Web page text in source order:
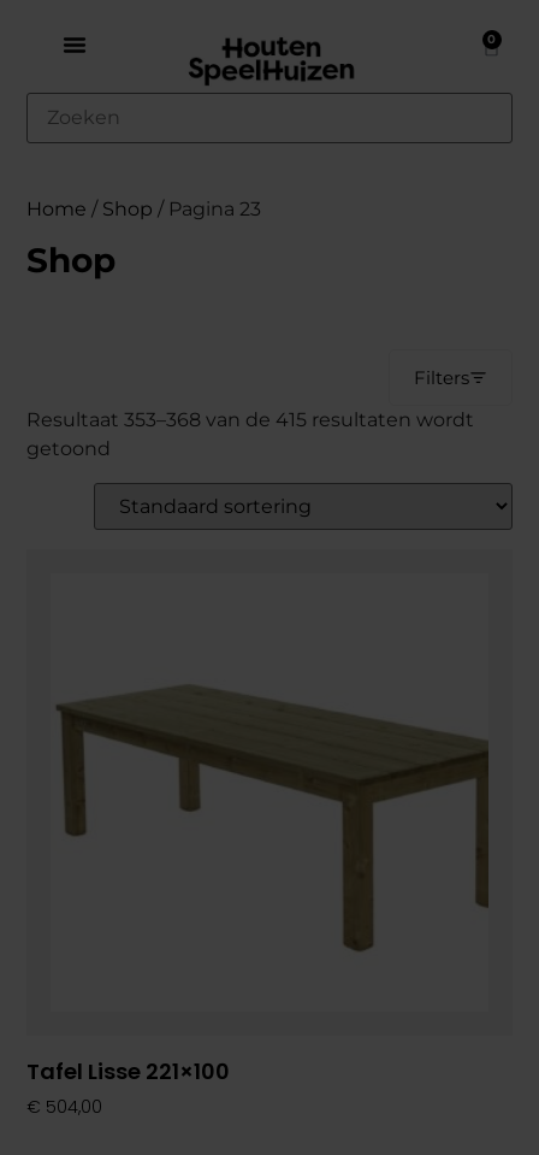
0
Home / Shop / Pagina 23
Shop
Filters
Resultaat 353–368 van de 415 resultaten wordt
getoond
Tafel Lisse 221×100
€ 504,00